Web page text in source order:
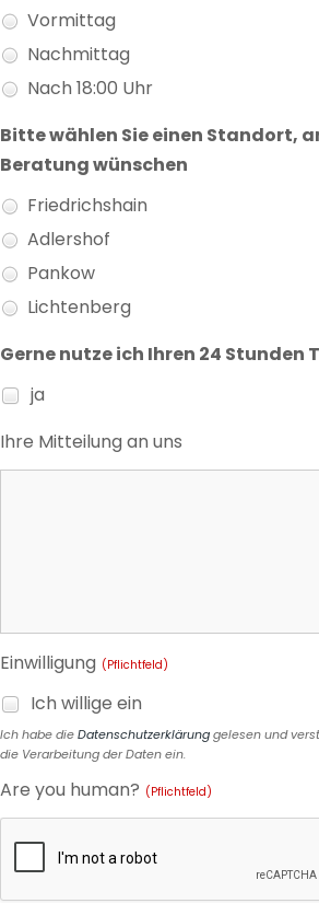
Vormittag
Nachmittag
Nach 18:00 Uhr
Bitte wählen Sie einen Standort,
Beratung wünschen
Friedrichshain
Adlershof
Pankow
Lichtenberg
Gerne nutze ich Ihren 24 Stunden
ja
Ihre Mitteilung an uns
Einwilligung (Pflichtfeld)
Ich willige ein
Ich habe dieDatenschutzerklärunggelesen und
die Verarbeitung der Daten ein.
Are you human? (Pflichtfeld)